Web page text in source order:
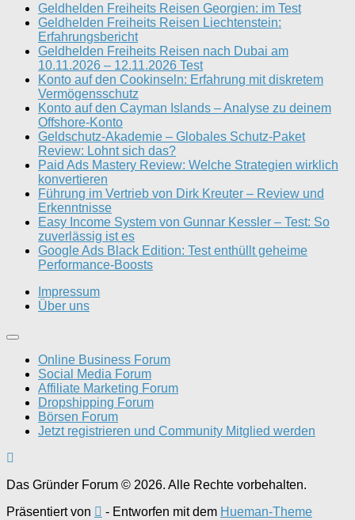
Geldhelden Freiheits Reisen Georgien: im Test
Geldhelden Freiheits Reisen Liechtenstein:
Erfahrungsbericht
Geldhelden Freiheits Reisen nach Dubai am
10.11.2026 – 12.11.2026 Test
Konto auf den Cookinseln: Erfahrung mit diskretem
Vermögensschutz
Konto auf den Cayman Islands – Analyse zu deinem
Offshore-Konto
Geldschutz-Akademie – Globales Schutz-Paket
Review: Lohnt sich das?
Paid Ads Mastery Review: Welche Strategien wirklich
konvertieren
Führung im Vertrieb von Dirk Kreuter – Review und
Erkenntnisse
Easy Income System von Gunnar Kessler – Test: So
zuverlässig ist es
Google Ads Black Edition: Test enthüllt geheime
Performance-Boosts
Impressum
Über uns
Online Business Forum
Social Media Forum
Affiliate Marketing Forum
Dropshipping Forum
Börsen Forum
Jetzt registrieren und Community Mitglied werden
Das Gründer Forum © 2026. Alle Rechte vorbehalten.
Präsentiert von
- Entworfen mit dem Hueman-Theme